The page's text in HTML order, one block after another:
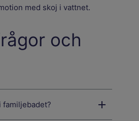
med skoj i vattnet.
och
familjebadet?